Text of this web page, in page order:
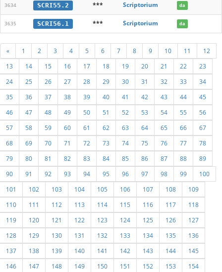
3634 SCRI55.2 *** Scriptorium da
3635 SCRI56.1 *** Scriptorium da
« 1 2 3 4 5 6 7 8 9 10 11
12
13
14 15 16 17 18 19 20 21 22
23
24
25 26 27 28 29 30 31 32 33
34
35
36 37 38 39 40 41 42 43 44
45
46
47 48 49 50 51 52 53 54 55
56
57
58 59 60 61 62 63 64 65 66
67
68
69 70 71 72 73 74 75 76 77
78
79
80 81 82 83 84 85 86 87 88
89
90
91 92 93 94 95 96 97 98 99
100
101
102 103 104 105 106 107 108
109
110
111 112 113 114 115 116 117
118
119
120 121 122 123 124 125 126
127
128
129 130 131 132 133 134 135
136
137
138 139 140 141 142 143 144
145
146
147 148 149 150 151 152 153
154